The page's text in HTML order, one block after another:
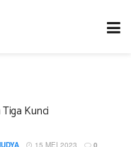
Kunci
15 MEI 2023 0